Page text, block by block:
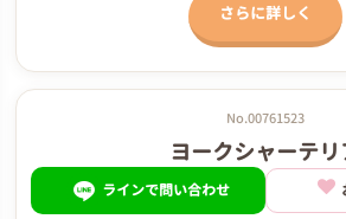
さらに詳しく
No.00761523
ヨークシャーテリ
ラインで問い合わせ